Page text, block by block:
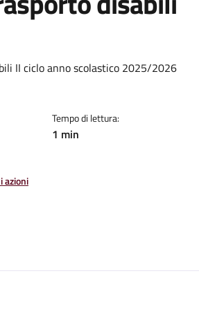
documento
II ciclo anno scolastico 2025/2026
Tempo di lettura:
1 min
azioni